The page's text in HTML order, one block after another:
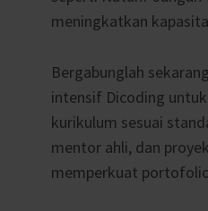
meningkatkan
Bergabunglah
intensif Dicoding
kurikulum sesuai
mentor ahli, dan
memperkuat